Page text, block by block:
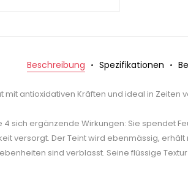
Beschreibung Spezifikationen
antioxidativen Kräften und ideal in
sich ergänzende Wirkungen: Sie spendet
versorgt. Der Teint wird ebenmässig,
sind verblasst. Seine flüssige